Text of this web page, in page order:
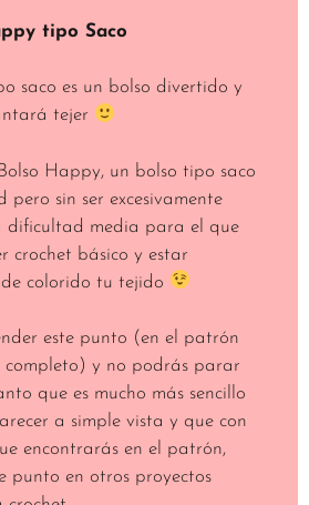
tipo Saco
saco es un bolso divertido y
tejer
Happy, un bolso tipo saco
sin ser excesivamente
dificultad media para el que
crochet básico y estar
colorido tu tejido
este punto (en el patrón
completo) y no podrás parar
que es mucho más sencillo
a simple vista y que con
encontrarás en el patrón,
punto en otros proyectos